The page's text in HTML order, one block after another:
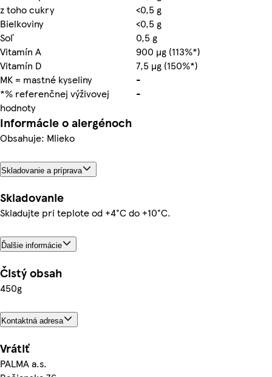
z toho cukry
<0,5 g
Bielkoviny
<0,5 g
Soľ
0,5 g
Vitamín A
900 µg (113%*)
Vitamín D
7,5 µg (150%*)
MK = mastné kyseliny
-
*% referenčnej výživovej
hodnoty
-
Informácie o alergénoch
Obsahuje: Mlieko
Skladovanie a príprava
Skladovanie
Skladujte pri teplote od +4°C do +10°C.
Ďalšie informácie
Čistý obsah
450g
Kontaktná adresa
Vrátiť
PALMA a.s.